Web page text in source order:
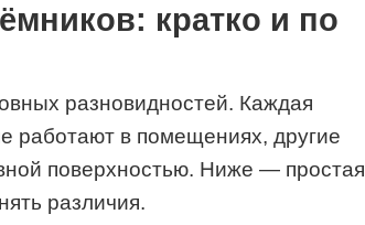
кратко и по
разновидностей. Каждая
работают в помещениях, другие
поверхностью. Ниже — простая
различия.